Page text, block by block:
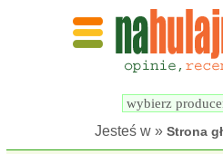
Jesteś w » Strona